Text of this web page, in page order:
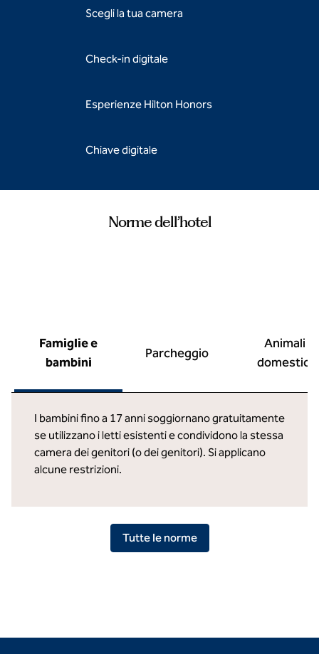
Scegli la tua camera
Check-in digitale
Esperienze Hilton Honors
Chiave digitale
Norme dell’hotel
Famiglie e
bambini
Parcheggio
Animali
domestici
I bambini fino a 17 anni soggiornano gratuitamente
se utilizzano i letti esistenti e condividono la stessa
camera dei genitori (o dei genitori). Si applicano
alcune restrizioni.
Tutte le norme